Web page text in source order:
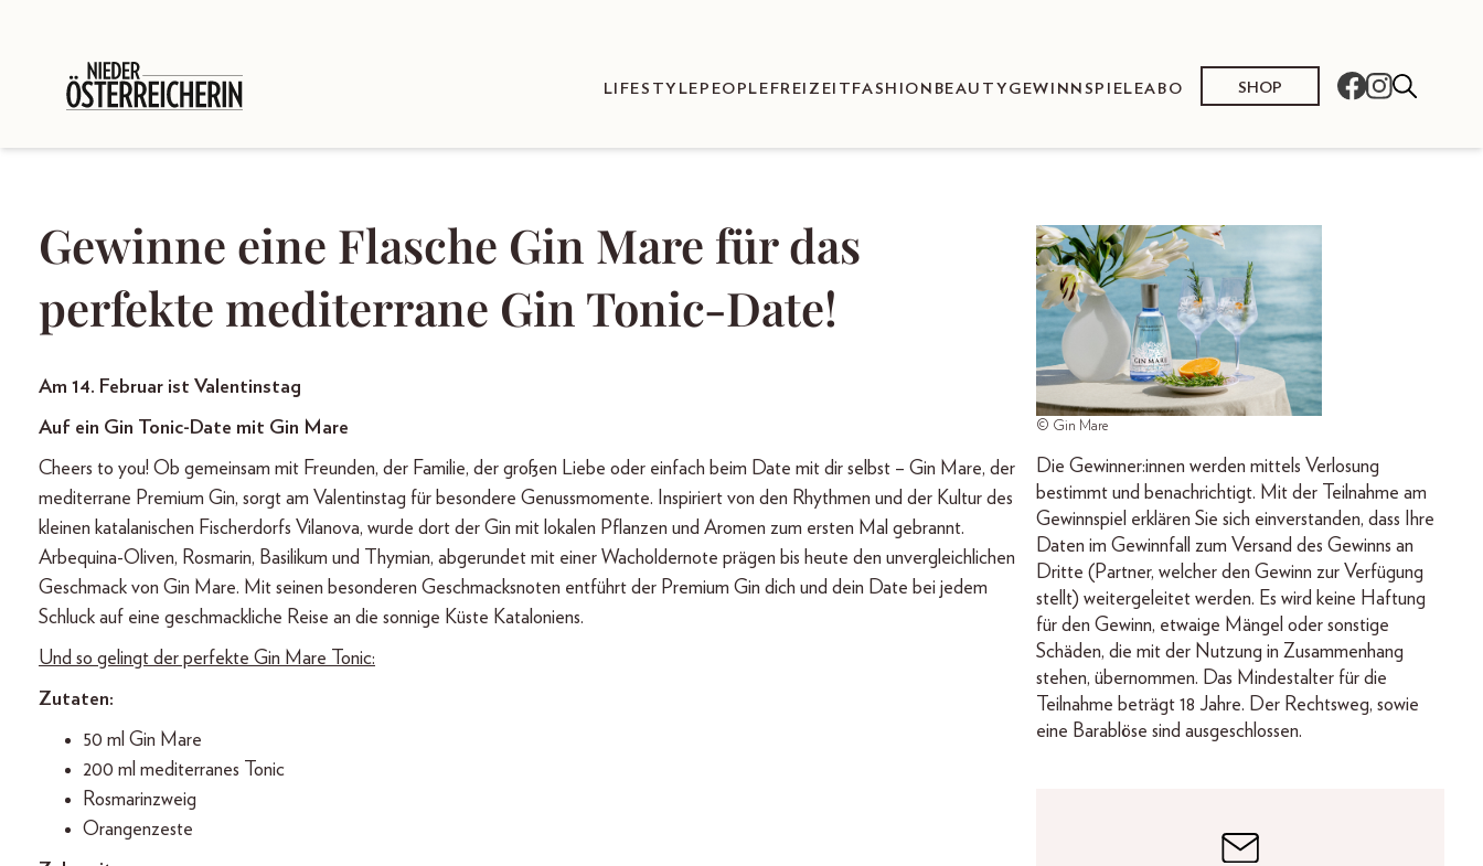
LIFESTYLE PEOPLE FREIZEIT FASHION BEAUTY GEWINNSPIELEABO SHOP
Gewinne eine Flasche Gin Mare für das
perfekte mediterrane Gin Tonic-Date!
Am 14. Februar ist Valentinstag
Auf ein Gin Tonic-Date mit Gin Mare
Cheers to you! Ob gemeinsam mit Freunden, der Familie, der großen Liebe oder einfach beim Date mit dir selbst – Gin Mare, der
mediterrane Premium Gin, sorgt am Valentinstag für besondere Genussmomente. Inspiriert von den Rhythmen und der Kultur des
kleinen katalanischen Fischerdorfs Vilanova, wurde dort der Gin mit lokalen Pflanzen und Aromen zum ersten Mal gebrannt.
Arbequina-Oliven, Rosmarin, Basilikum und Thymian, abgerundet mit einer Wacholdernote prägen bis heute den unvergleichlichen
Geschmack von Gin Mare. Mit seinen besonderen Geschmacksnoten entführt der Premium Gin dich und dein Date bei jedem
Schluck auf eine geschmackliche Reise an die sonnige Küste Kataloniens.
Und so gelingt der perfekte Gin Mare Tonic:
Zutaten:
50 ml Gin Mare
200 ml mediterranes Tonic
Rosmarinzweig
Orangenzeste
© Gin Mare
Die Gewinner:innen werden mittels Verlosung
bestimmt und benachrichtigt. Mit der Teilnahme am
Gewinnspiel erklären Sie sich einverstanden, dass Ihre
Daten im Gewinnfall zum Versand des Gewinns an
Dritte (Partner, welcher den Gewinn zur Verfügung
stellt) weitergeleitet werden. Es wird keine Haftung
für den Gewinn, etwaige Mängel oder sonstige
Schäden, die mit der Nutzung in Zusammenhang
stehen, übernommen. Das Mindestalter für die
Teilnahme beträgt 18 Jahre. Der Rechtsweg, sowie
eine Barablöse sind ausgeschlossen.